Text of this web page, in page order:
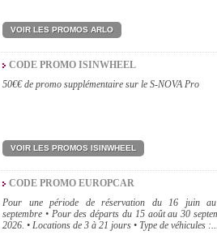
VOIR LES PROMOS ARLO
CODE PROMO ISINWHEEL
50€€ de promo supplémentaire sur le S-NOVA Pro
VOIR LES PROMOS ISINWHEEL
CODE PROMO EUROPCAR
Pour une période de réservation du 16 juin
septembre • Pour des départs du 15 août au 30
2026. • Locations de 3 à 21 jours • Type de véhicules